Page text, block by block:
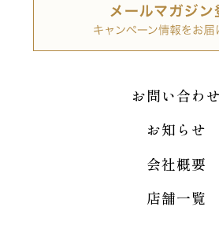
お問い合わせ
お知らせ
会社概要
店舗一覧